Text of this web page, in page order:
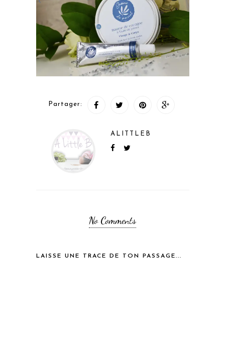
Partager:
ALITTLEB
No Comments
LAISSE UNE TRACE DE TON PASSAGE...